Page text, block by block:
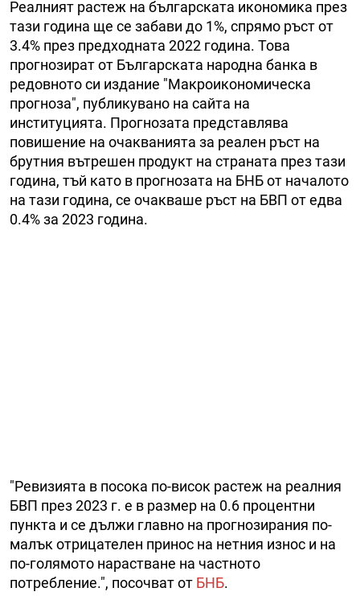
Реалният растеж на българската икономика през
тази година ще се забави до 1%, спрямо ръст от
3.4% през предходната 2022 година. Това
прогнозират от Българската народна банка в
редовното си издание "Макроикономическа
прогноза", публикувано на сайта на
институцията. Прогнозата представлява
повишение на очакванията за реален ръст на
брутния вътрешен продукт на страната през тази
година, тъй като в прогнозата на БНБ от началото
на тази година, се очакваше ръст на БВП от едва
0.4% за 2023 година.
"Ревизията в посока по-висок растеж на реалния
БВП през 2023 г. е в размер на 0.6 процентни
пункта и се дължи главно на прогнозирания по-
малък отрицателен принос на нетния износ и на
по-голямото нарастване на частното
потребление.", посочват от БНБ.